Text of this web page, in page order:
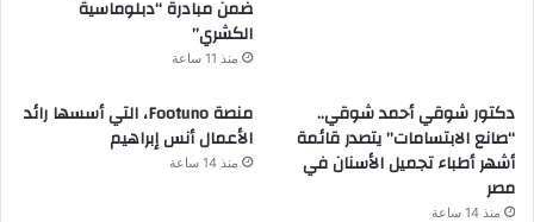
ضمن مبادرة “دبلوماسية
الكشري”
منذ 11 ساعة
دكتور شوقي أحمد شوقي..
“صانع الابتسامات” يتصدر قائمة
أشهر أطباء تجميل الأسنان في
مصر
منذ 14 ساعة
منصة Footuno، التي أسسها رائد
الأعمال أنس إبراهيم
منذ 14 ساعة